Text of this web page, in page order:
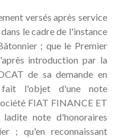
versés après service
le cadre de l'instance
; que le Premier
introduction par la
de sa demande en
fait l'objet d'une note
FIAT FINANCE ET
ladite note d'honoraires
; qu'en reconnaissant